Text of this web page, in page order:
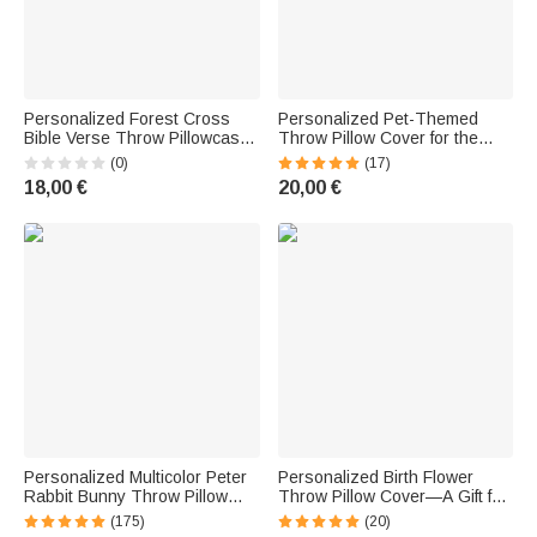
Personalized Forest Cross
Bible Verse Throw Pillowcase
with Name—First Communion
Party, Home Decor, Baptism
Gift for Boys
(0)
18,00 €
Personalized Pet-Themed
Throw Pillow Cover for the
Couch, Sofa, or Bedroom—A
Gift for Animal Lovers
(17)
20,00 €
Personalized Multicolor Peter
Rabbit Bunny Throw Pillow
Cover with Name—Children's
(175)
Personalized Birth Flower
Throw Pillow Cover—A Gift for
Grandma with Grandchild's
(20)